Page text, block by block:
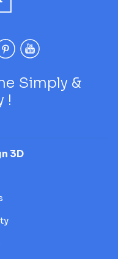
Simply &
!
3D